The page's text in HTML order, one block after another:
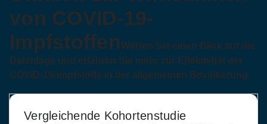
von COVID-19-
ImpfstoffenWerfen Sie einen Blick auf die
Datenlage und erfahren Sie mehr zur Effektivität der
COVID-19-Impfstoffe in der allgemeinen Bevölkerung.
Vergleichende Kohortenstudie